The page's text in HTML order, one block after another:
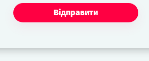
Відправити